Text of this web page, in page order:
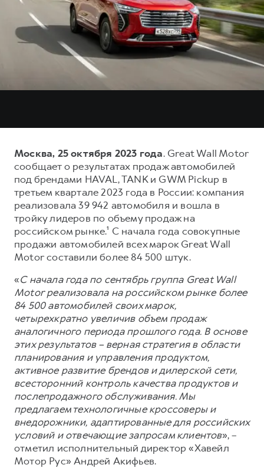
от 4 799 000 ₽
Тест-драйв
Трейд-ин
КРЕДИТ И СТРАХОВАНИЕ
КОРПОРАТИВНЫМ КЛИЕНТАМ
Для малого бизнеса
Корпоративным клиентам
Крупным корпоративным клиентам
Система управления автопарком
Сервис для корпоративных клиентов
HAVAL Лизинг
АКСЕССУАРЫ HAVAL
Автомобильные аксессуары
Коллекция PRO
Коллекция Базовая
Коллекция Детская
СЕРВИСНОЕ ОБСЛУЖИВАНИЕ
Нулевое ТО
Программа «Помощь на дороге»
Регламенты технического обслуживания
ПОДДЕРЖКА
GWM Безопасность
Гарантия HAVAL
Мобильное приложение GWM
Программа «HAVAL Защита+»
Руководства по эксплуатации
Подписки
АКСЕССУАРЫ HAVAL
Автомобильные аксессуары
Коллекция PRO
Коллекция Базовая
Коллекция Детская
О дилере
Наша команда
Контакты
Москва, 25 октября 2023 года. Great Wall Motor
сообщает о результатах продаж автомобилей
под брендами HAVAL, TANK и GWM Pickup в
третьем квартале 2023 года в России: компания
реализовала 39 942 автомобиля и вошла в
тройку лидеров по объему продаж на
российском рынке.¹ С начала года совокупные
продажи автомобилей всех марок Great Wall
Motor составили более 84 500 штук.
«С начала года по сентябрь группа Great Wall
Motor реализовала на российском рынке более
84 500 автомобилей своих марок,
четырехкратно увеличив объем продаж
аналогичного периода прошлого года. В основе
этих результатов – верная стратегия в области
планирования и управления продуктом,
активное развитие брендов и дилерской сети,
всесторонний контроль качества продуктов и
послепродажного обслуживания. Мы
предлагаем технологичные кроссоверы и
внедорожники, адаптированные для российских
условий и отвечающие запросам клиентов», –
отметил исполнительный директор «Хавейл
Мотор Рус» Андрей Акифьев.